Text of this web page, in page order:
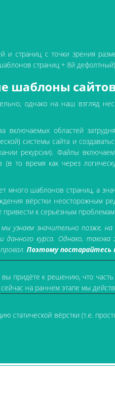
страниц с точки зрения
страниц + 8й
шаблоны
однако на наш взгляд
включаемых областей
системы сайта и
рекурсии). Файлы
то время как через
шаблонов страниц, а
вёрстки неосторожным
к серьёзным проблемам
значительно позже,
данного курса. Однако,
Поэтому
придёте к решению, что
на раннем этапе мы
вёрстки (т.е.